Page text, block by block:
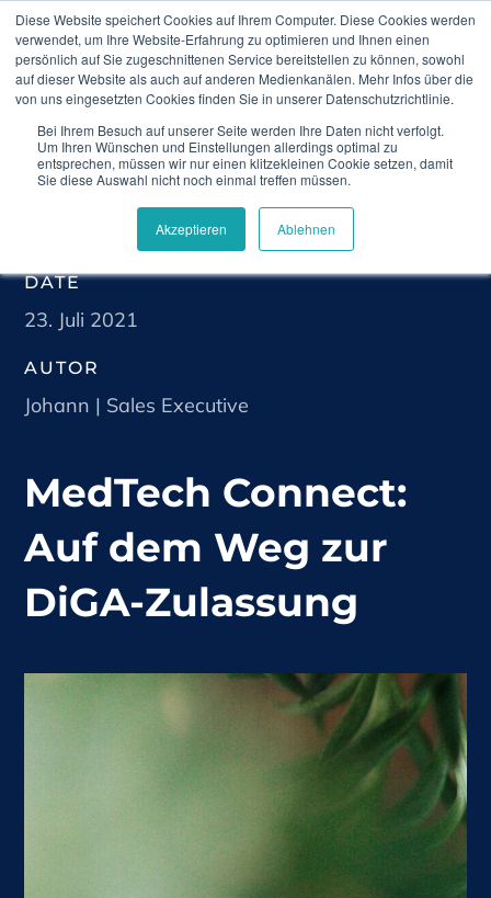
Diese Website speichert Cookies auf Ihrem Computer. Diese Cookies werden
verwendet, um Ihre Website-Erfahrung zu optimieren und Ihnen einen
persönlich auf Sie zugeschnittenen Service bereitstellen zu können, sowohl
auf dieser Website als auch auf anderen Medienkanälen. Mehr Infos über die
von uns eingesetzten Cookies finden Sie in unserer Datenschutzrichtlinie.
Bei Ihrem Besuch auf unserer Seite werden Ihre Daten nicht verfolgt.
Um Ihren Wünschen und Einstellungen allerdings optimal zu
entsprechen, müssen wir nur einen klitzekleinen Cookie setzen, damit
Sie diese Auswahl nicht noch einmal treffen müssen.
Akzeptieren Ablehnen
Climedo Blog
MedTech Connect: Auf dem
Weg zur DiGA-Zulassung
MedTech Connect:
Auf dem Weg zur
DiGA-Zulassung
DATE
23. Juli 2021
AUTOR
Johann | Sales Executive